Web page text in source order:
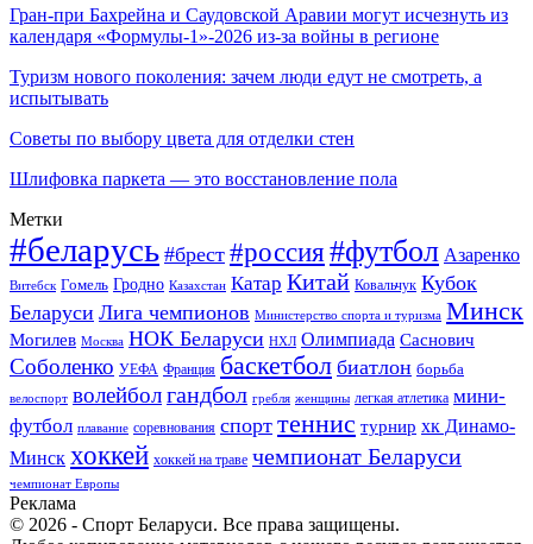
Гран-при Бахрейна и Саудовской Аравии могут исчезнуть из
календаря «Формулы-1»-2026 из-за войны в регионе
Туризм нового поколения: зачем люди едут не смотреть, а
испытывать
Советы по выбору цвета для отделки стен
Шлифовка паркета — это восстановление пола
Метки
#беларусь #брест #россия#футбол Азаренко
Витебск Гомель Гродно Казахстан Катар Китай Ковальчук Кубок
Беларуси Лига чемпионов Министерство спорта и туризма Минск
Могилев Москва НОК Беларуси НХЛ Олимпиада Саснович
Соболенко УЕФА Франция баскетбол биатлон борьба
велоспорт волейболгандбол гребля женщины легкая атлетика мини-
футбол плавание соревнования спорт теннис турнир хк Динамо-
Минск хоккей хоккей на траве чемпионат Беларуси
чемпионат Европы
Реклама
© 2026 - Спорт Беларуси. Все права защищены.